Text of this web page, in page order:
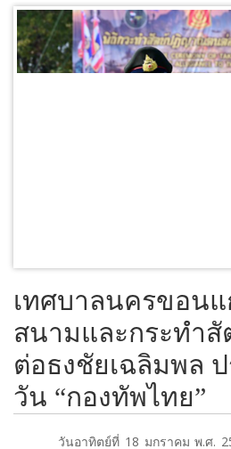
หน่วยงานภ
โรงเรียนใ
เทศบาลนครขอน
สนามและกระทำ
ต่อธงชัยเฉลิมพล ป
วัน “กองทัพไทย”
วันอาทิตย์ที่ 18 มกราคม พ.ศ.